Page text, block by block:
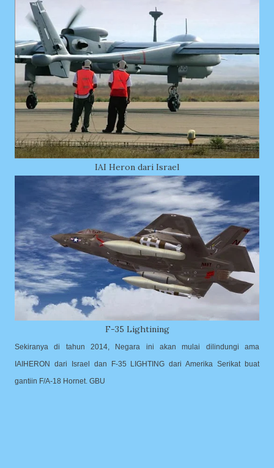
IAI Heron dari Israel
F-35 Lightining
Sekiranya di tahun 2014, Negara ini akan mulai dilindungi ama
IAIHERON dari Israel dan F-35 LIGHTING dari Amerika Serikat buat
gantiin F/A-18 Hornet. GBU